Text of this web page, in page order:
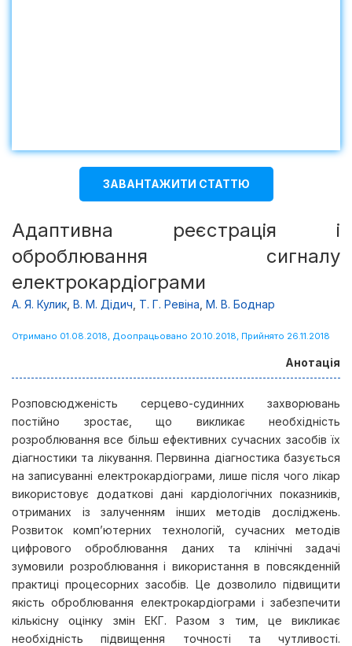
ЗАВАНТАЖИТИ СТАТТЮ
Адаптивна реєстрація і
оброблювання сигналу
електрокардіограми
А. Я. Кулик В. М. Дідич Т. Г. Ревіна М. В. Боднар
Отримано 01.08.2018, Доопрацьовано 20.10.2018, Прийнято 26.11.2018
Анотація
Розповсюдженість серцево-судинних захворювань
постійно зростає, що викликає необхідність
розроблювання все більш ефективних сучасних засобів їх
діагностики та лікування. Первинна діагностика базується
на записуванні електрокардіограми, лише після чого лікар
використовує додаткові дані кардіологічних показників,
отриманих із залученням інших методів досліджень.
Розвиток комп’ютерних технологій, сучасних методів
цифрового оброблювання даних та клінічні задачі
зумовили розроблювання і використання в повсякденній
практиці процесорних засобів. Це дозволило підвищити
якість оброблювання електрокардіограми і забезпечити
кількісну оцінку змін ЕКГ. Разом з тим, це викликає
необхідність підвищення точності та чутливості.